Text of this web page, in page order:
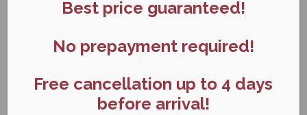
Restaurant
Best price guaranteed!
No prepayment required!
Free cancellation up to 4 days
before arrival!